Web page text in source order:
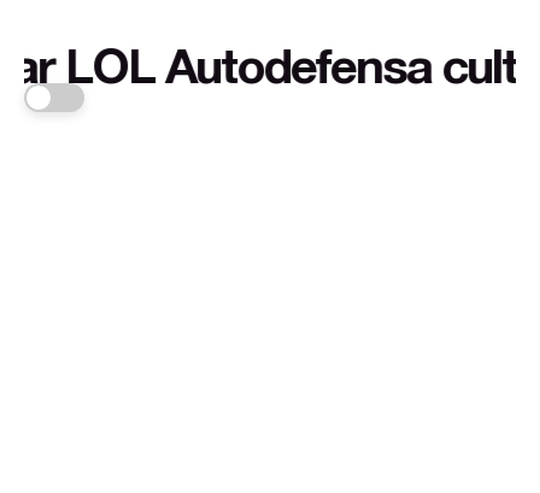
Autodefensa